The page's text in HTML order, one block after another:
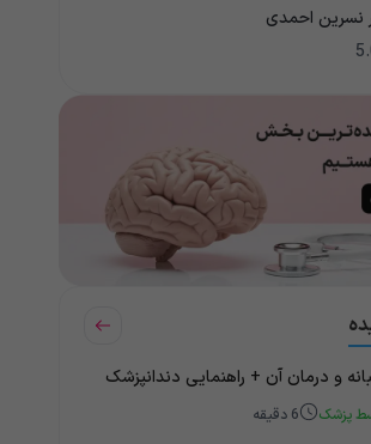
نسرین احمدی
و درمان آن + راهنمایی دندانپزشک
پزشک 6 دقیقه